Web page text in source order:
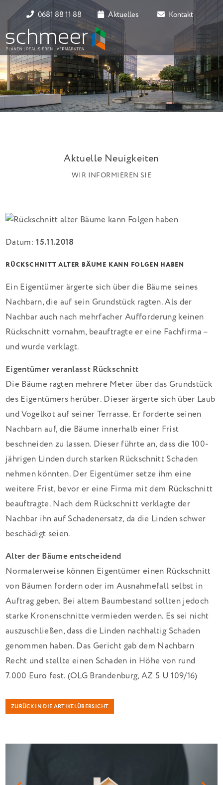
0681 88 11 88 Aktuelles Kontakt
Aktuelle Neuigkeiten
WIR INFORMIEREN SIE
Datum:15.11.2018
RÜCKSCHNITT ALTER BÄUME KANN FOLGEN HABEN
Ein Eigentümer ärgerte sich über die Bäume seines
Nachbarn, die auf sein Grundstück ragten. Als der
Nachbar auch nach mehrfacher Aufforderung keinen
Rückschnitt vornahm, beauftragte er eine Fachfirma –
und wurde verklagt.
Eigentümer veranlasst Rückschnitt
Die Bäume ragten mehrere Meter über das Grundstück
des Eigentümers herüber. Dieser ärgerte sich über Laub
und Vogelkot auf seiner Terrasse. Er forderte seinen
Nachbarn auf, die Bäume innerhalb einer Frist
beschneiden zu lassen. Dieser führte an, dass die 100-
jährigen Linden durch starken Rückschnitt Schaden
nehmen könnten. Der Eigentümer setze ihm eine
weitere Frist, bevor er eine Firma mit dem Rückschnitt
beauftragte. Nach dem Rückschnitt verklagte der
Nachbar ihn auf Schadenersatz, da die Linden schwer
beschädigt seien.
Alter der Bäume entscheidend
Normalerweise können Eigentümer einen Rückschnitt
von Bäumen fordern oder im Ausnahmefall selbst in
Auftrag geben. Bei altem Baumbestand sollten jedoch
starke Kronenschnitte vermieden werden. Es sei nicht
auszuschließen, dass die Linden nachhaltig Schaden
genommen haben. Das Gericht gab dem Nachbarn
Recht und stellte einen Schaden in Höhe von rund
7.000 Euro fest. (OLG Brandenburg, AZ 5 U 109/16)
ZURÜCK IN DIE ARTIKELÜBERSICHT